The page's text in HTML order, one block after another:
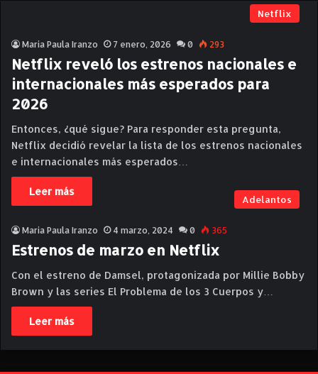
Netflix
Maria Paula Iranzo 7 enero, 2026 0 293
Netflix reveló los estrenos nacionales e
internacionales más esperados para
2026
Entonces, ¿qué sigue? Para responder esta pregunta,
Netflix decidió revelar la lista de los estrenos nacionales
e internacionales más esperados…
Leer más
Adelantos
Maria Paula Iranzo 4 marzo, 2024 0 365
Estrenos de marzo en Netflix
Con el estreno de Damsel, protagonizada por Millie Bobby
Brown y las series El Problema de los 3 Cuerpos y…
Leer más